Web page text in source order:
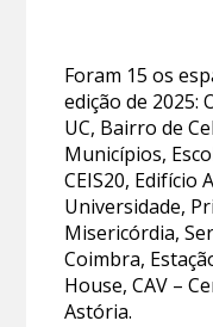
Foram 15 os
edição de 2025:
UC, Bairro de
Municípios,
CEIS20, Edifício
Universidade,
Misericórdia,
Coimbra,
House, CAV –
Astória.